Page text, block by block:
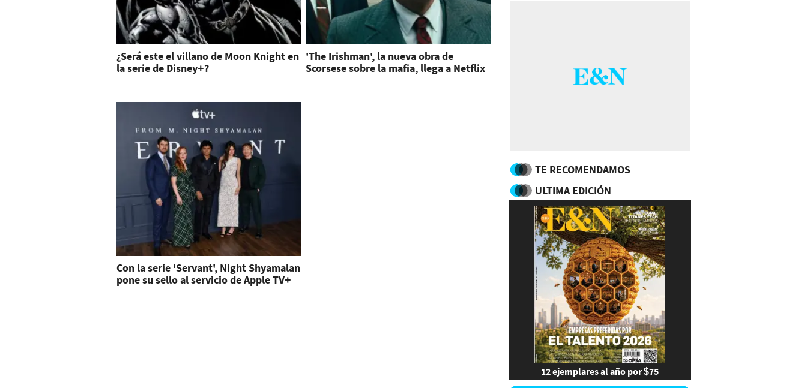
¿Será este el villano de Moon Knight en
la serie de Disney+?
'The Irishman', la nueva obra de
Scorsese sobre la mafia, llega a Netflix
Con la serie 'Servant', Night Shyamalan
pone su sello al servicio de Apple TV+
TE RECOMENDAMOS
ULTIMA EDICIÓN
12 ejemplares al año por $75